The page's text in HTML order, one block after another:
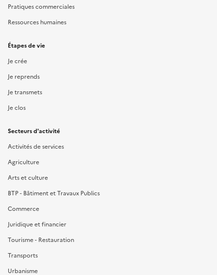
Pratiques commerciales
Ressources humaines
Étapes de vie
Je crée
Je reprends
Je transmets
Je clos
Secteurs d'activité
Activités de services
Agriculture
Arts et culture
BTP - Bâtiment et Travaux Publics
Commerce
Juridique et financier
Tourisme - Restauration
Transports
Urbanisme